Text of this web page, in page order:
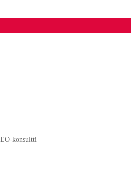
konsultti